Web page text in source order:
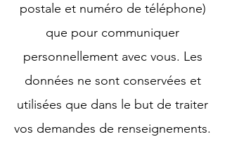
postale et numéro de téléphone)
que pour communiquer
personnellement avec vous. Les
données ne sont conservées et
utilisées que dans le but de traiter
vos demandes de renseignements.